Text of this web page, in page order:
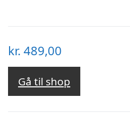
kr. 489,00
Gå til shop